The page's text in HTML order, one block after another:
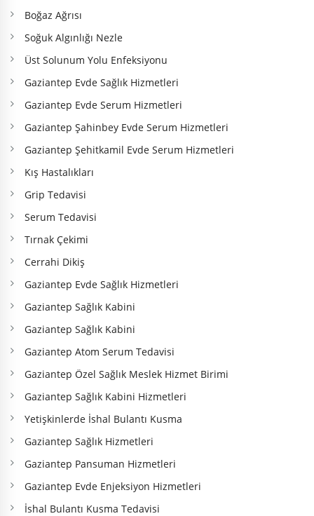
Boğaz Ağrısı
Soğuk Algınlığı Nezle
Üst Solunum Yolu Enfeksiyonu
Gaziantep Evde Sağlık Hizmetleri
Gaziantep Evde Serum Hizmetleri
Gaziantep Şahinbey Evde Serum Hizmetleri
Gaziantep Şehitkamil Evde Serum Hizmetleri
Kış Hastalıkları
Grip Tedavisi
Serum Tedavisi
Tırnak Çekimi
Cerrahi Dikiş
Gaziantep Evde Sağlık Hizmetleri
Gaziantep Sağlık Kabini
Gaziantep Sağlık Kabini
Gaziantep Atom Serum Tedavisi
Gaziantep Özel Sağlık Meslek Hizmet Birimi
Gaziantep Sağlık Kabini Hizmetleri
Yetişkinlerde İshal Bulantı Kusma
Gaziantep Sağlık Hizmetleri
Gaziantep Pansuman Hizmetleri
Gaziantep Evde Enjeksiyon Hizmetleri
İshal Bulantı Kusma Tedavisi